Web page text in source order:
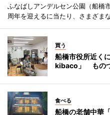
ふなばしアンデルセン公園（船橋
周年を迎えるに当たり、さまざま
買う
船橋市役所近く
kibaco」 もの
食べる
船橋の老舗中華